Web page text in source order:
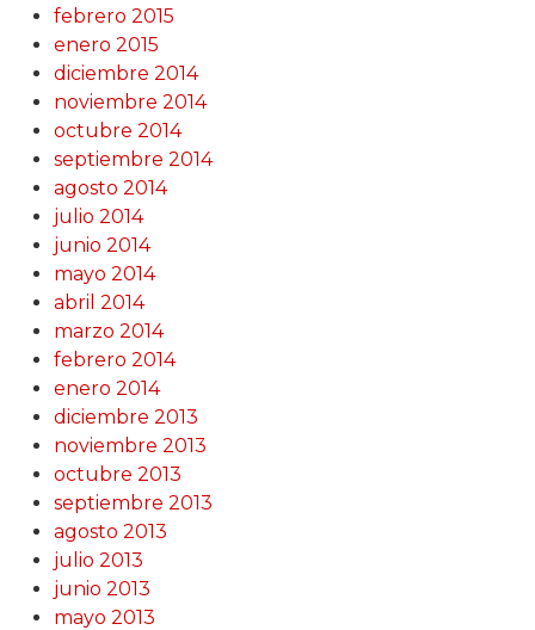
febrero 2015
enero 2015
diciembre 2014
noviembre 2014
octubre 2014
septiembre 2014
agosto 2014
julio 2014
junio 2014
mayo 2014
abril 2014
marzo 2014
febrero 2014
enero 2014
diciembre 2013
noviembre 2013
octubre 2013
septiembre 2013
agosto 2013
julio 2013
junio 2013
mayo 2013